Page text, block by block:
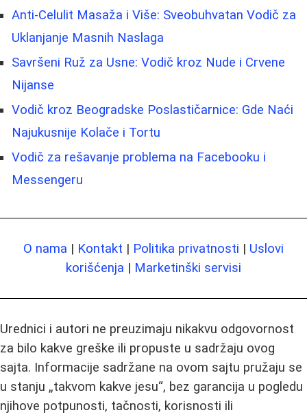
Anti-Celulit Masaža i Više: Sveobuhvatan Vodič za
Uklanjanje Masnih Naslaga
Savršeni Ruž za Usne: Vodič kroz Nude i Crvene
Nijanse
Vodič kroz Beogradske Poslastičarnice: Gde Naći
Najukusnije Kolače i Tortu
Vodič za rešavanje problema na Facebooku i
Messengeru
O nama | Kontakt | Politika privatnosti | Uslovi
korišćenja | Marketinški servisi
Urednici i autori ne preuzimaju nikakvu odgovornost
za bilo kakve greške ili propuste u sadržaju ovog
sajta. Informacije sadržane na ovom sajtu pružaju se
u stanju „takvom kakve jesu“, bez garancija u pogledu
njihove potpunosti, tačnosti, korisnosti ili